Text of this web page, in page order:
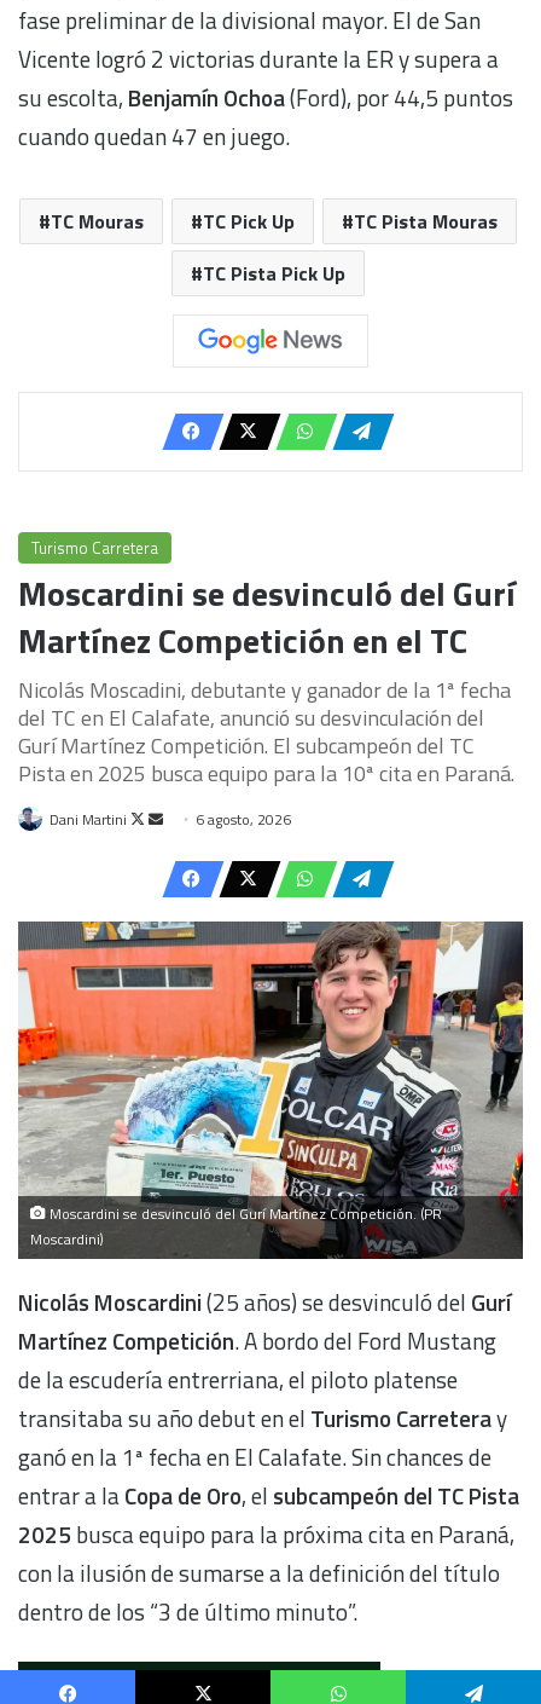
fase preliminar de la divisional mayor. El de San
Vicente logró 2 victorias durante la ER y supera a
su escolta, Benjamín Ochoa(Ford), por 44,5 puntos
cuando quedan 47 en juego.
TC Mouras TC Pick Up
TC Pista Mouras
TC Pista Pick Up